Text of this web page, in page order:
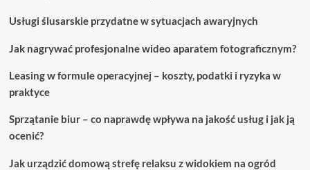
Usługi ślusarskie przydatne w sytuacjach awaryjnych
Jak nagrywać profesjonalne wideo aparatem fotograficznym?
Leasing w formule operacyjnej – koszty, podatki i ryzyka w
praktyce
Sprzątanie biur – co naprawdę wpływa na jakość usług i jak ją
ocenić?
Jak urządzić domową strefę relaksu z widokiem na ogród